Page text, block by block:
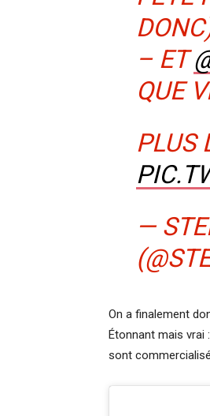
– ET
QUE
PLUS
—
On a finalement
Étonnant mais vrai
sont